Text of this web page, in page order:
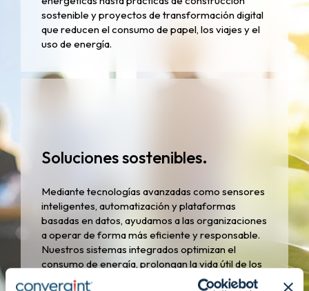
sostenible y proyectos de transformación digital
que reducen el consumo de papel, los viajes y el
uso de energía.
Soluciones sostenibles.
Mediante tecnologías avanzadas como sensores
inteligentes, automatización y plataformas
basadas en datos, ayudamos a las organizaciones
a operar de forma más eficiente y responsable.
Nuestros sistemas integrados optimizan el
consumo de energía, prolongan la vida útil de los
activos y permiten la transparencia de los datos,